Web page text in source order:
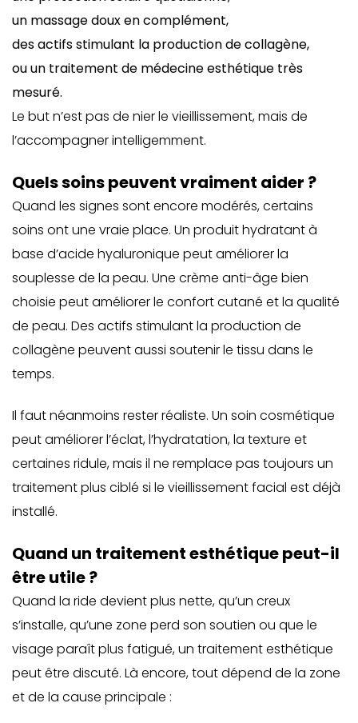
un massage doux en complément,
des actifs stimulant la production de collagène,
ou un traitement de médecine esthétique très
mesuré.
Le but n’est pas de nier le vieillissement, mais de
l’accompagner intelligemment.
Quels soins peuvent vraiment aider ?
Quand les signes sont encore modérés, certains
soins ont une vraie place. Un produit hydratant à
base d’acide hyaluronique peut améliorer la
souplesse de la peau. Une crème anti-âge bien
choisie peut améliorer le confort cutané et la qualité
de peau. Des actifs stimulant la production de
collagène peuvent aussi soutenir le tissu dans le
temps.
Il faut néanmoins rester réaliste. Un soin cosmétique
peut améliorer l’éclat, l’hydratation, la texture et
certaines ridule, mais il ne remplace pas toujours un
traitement plus ciblé si le vieillissement facial est déjà
installé.
Quand un traitement esthétique peut-il
être utile ?
Quand la ride devient plus nette, qu’un creux
s’installe, qu’une zone perd son soutien ou que le
visage paraît plus fatigué, un traitement esthétique
peut être discuté. Là encore, tout dépend de la zone
et de la cause principale :